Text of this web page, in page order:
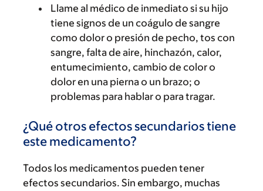
Llame al médico de inmediato si su hijo
tiene signos de un coágulo de sangre
como dolor o presión de pecho, tos con
sangre, falta de aire, hinchazón, calor,
entumecimiento, cambio de color o
dolor en una pierna o un brazo; o
problemas para hablar o para tragar.
¿Qué otros efectos secundarios tiene
este medicamento?
Todos los medicamentos pueden tener
efectos secundarios. Sin embargo, muchas